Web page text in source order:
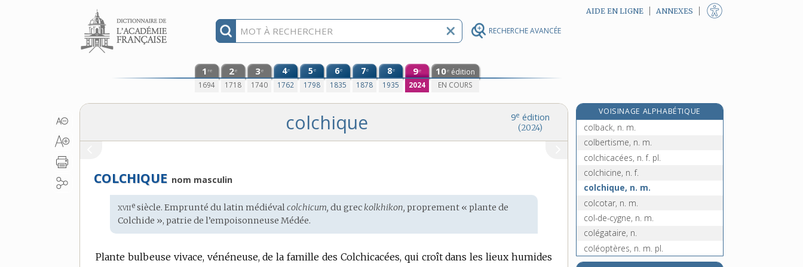
RECHERCHE AVANCÉE
Aller au contenu AIDE EN LIGNE ANNEXES
1 re
1694
2e
1718
3e
1740
4e
1762
5e
1798
6e
1835
7e
1878
8e
1935
9e
2024
10e édition
EN COURS
9e édition
(2024)
colchique
COLCHIQUE nom masculin
Étymologie
:
xviie siècle. Emprunté dulatin médiévalcolchicum, dugreckolkhikon, proprement « plante de
Colchide », patrie de l’empoisonneuse Médée.
Plante bulbeuse vivace, vénéneuse, de la famille des Colchicacées, qui croît dans les lieux humides
VOISINAGE ALPHABÉTIQUE
colature, n. f.
colback, n. m.
colbertisme, n. m.
colchicacées, n. f. pl.
colchicine, n. f.
colchique, n. m.
colcotar, n. m.
col-de-cygne, n. m.
colégataire, n.
coléoptères, n. m. pl.
coléra-morbus, n. m.[7eédition]